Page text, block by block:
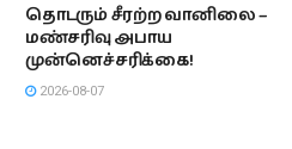
தொடரும் சீரற்ற வானிலை –
மண்சரிவு அபாய
முன்னெச்சரிக்கை!
2026-08-07